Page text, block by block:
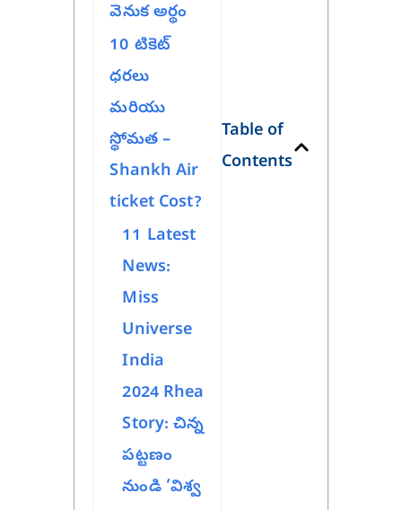
వెనుక అర్థం
10 టికెట్
ధరలు
మరియు
స్థోమత –
Shankh Air
ticket Cost?
11 Latest
News:
Miss
Universe
India
2024 Rhea
Story: చిన్న
పట్టణం
నుండి ‘విశ్వ
Table of
Contents